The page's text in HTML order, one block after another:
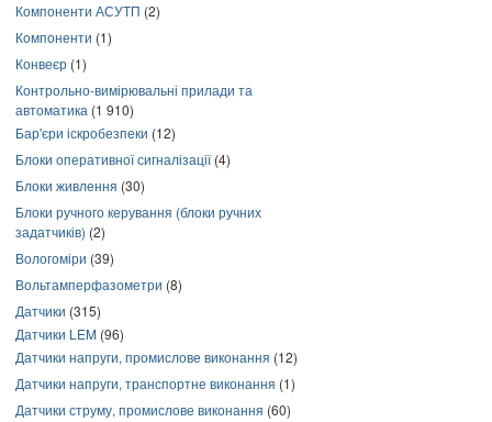
Компоненти АСУТП (2)
Компоненти (1)
Конвеєр (1)
Контрольно-вимірювальні прилади та
автоматика (1 910)
Бар'єри іскробезпеки (12)
Блоки оперативної сигналізації(4)
Блоки живлення (30)
Блоки ручного керування (блоки ручних
задатчиків) (2)
Вологоміри (39)
Вольтамперфазометри (8)
Датчики (315)
Датчики LEM (96)
Датчики напруги, промислове виконання (12)
Датчики напруги, транспортне виконання (1)
Датчики струму, промислове виконання (60)